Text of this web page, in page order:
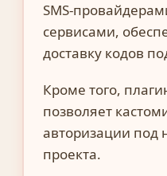
SMS-
сервисами,
доставку кодов
Кроме того,
позволяет
авторизации под
проекта.